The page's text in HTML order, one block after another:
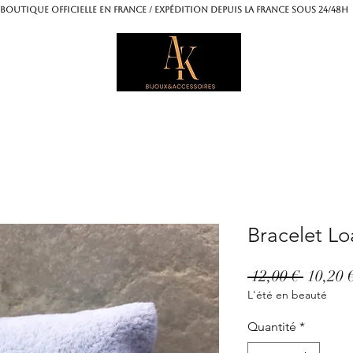
OFFICIELLE EN FRANCE / Expédition depuis la France sous 24/
Bracelet
12,00 € Prix
original
10,20
L'été en beauté
Quantité *